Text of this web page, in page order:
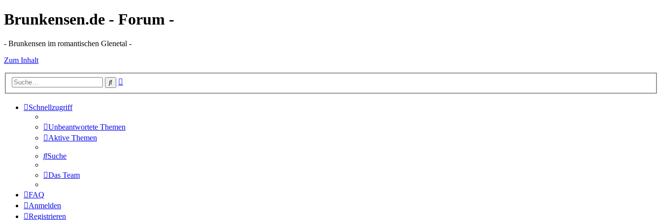
Brunkensen.de - Forum -
- Brunkensen im romantischen Glenetal -
Zum Inhalt
Suche
Schnellzugriff
Unbeantwortete Themen
Aktive Themen
Suche
Das Team
FAQ
Anmelden
Registrieren